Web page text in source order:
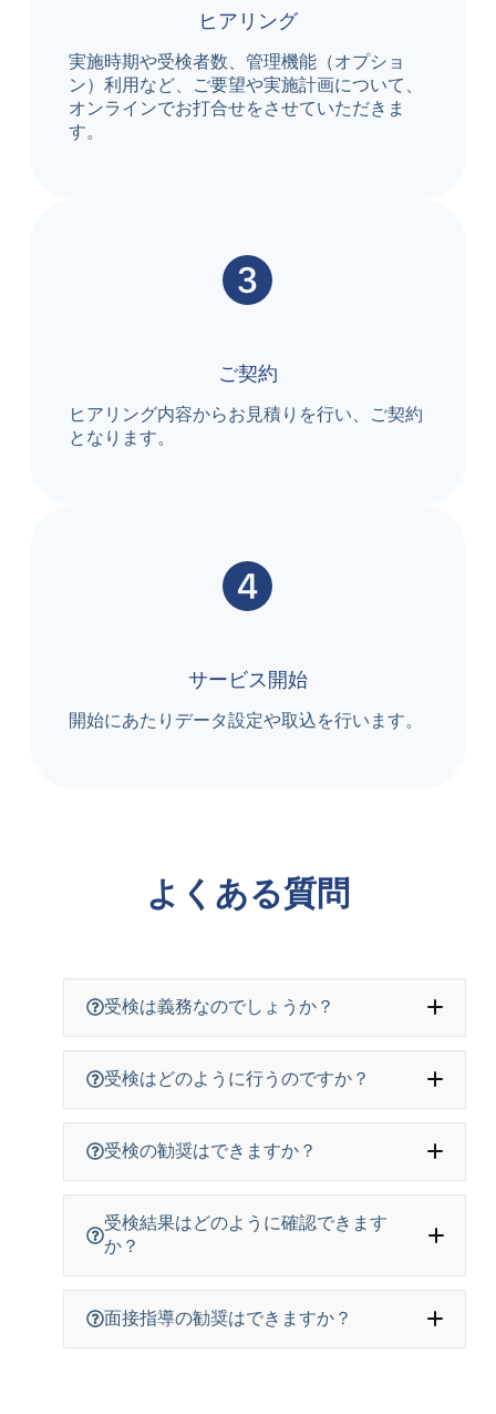
ヒアリング
実施時期や受検者数、管理機能（オプショ
ン）利用など、ご要望や実施計画について、
オンラインでお打合せをさせていただきま
す。
ご契約
ヒアリング内容からお見積りを行い、ご契約
となります。
サービス開始
開始にあたりデータ設定や取込を行います。
よくある質問
受検は義務なのでしょうか？
受検はどのように行うのですか？
受検の勧奨はできますか？
受検結果はどのように確認できます
か？
面接指導の勧奨はできますか？